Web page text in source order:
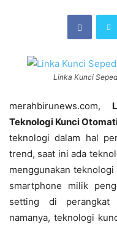
Linka Kunci
merahbirunews.com,
Teknologi Kunci
teknologi dalam hal
trend, saat ini ada
menggunakan
smartphone milik
setting di perangkat
namanya, teknologi